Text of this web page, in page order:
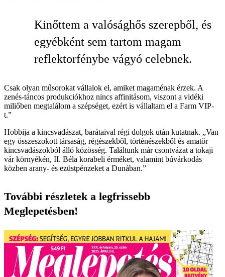
Kinőttem a valósághős szerepből, és
egyébként sem tartom magam
reflektorfénybe vágyó celebnek.
Csak olyan műsorokat vállalok el, amiket magaménak érzek. A
zenés-táncos produkciókhoz nincs affinitásom, viszont a vidéki
miliőben megtalálom a szépséget, ezért is vállaltam el a Farm VIP-
t.”
Hobbija a kincsvadászat, barátaival régi dolgok után kutatnak. „Van
egy összeszokott társaság, régészekből, történészekből és amatőr
kincsvadászokból álló közösség. Találtunk már csontvázat a tokaji
vár környékén, II. Béla korabeli érméket, valamint búvárkodás
közben arany- és ezüstpénzeket a Dunában.”
További részletek a legfrissebb
Meglepetésben!